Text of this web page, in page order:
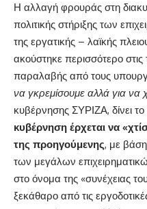
Η αλλαγή φρουράς στη
πολιτικής στήριξης των
της εργατικής – λαϊκής
ακούστηκε περισσότερο
παραλαβής από τους
να γκρεμίσουμε αλλά για να
κυβέρνησης ΣΥΡΙΖΑ, δίνει το
κυβέρνηση έρχεται να
της προηγούμενης, με βάση
των μεγάλων
στο όνομα της «συνέχειας
ξεκάθαρο από τις